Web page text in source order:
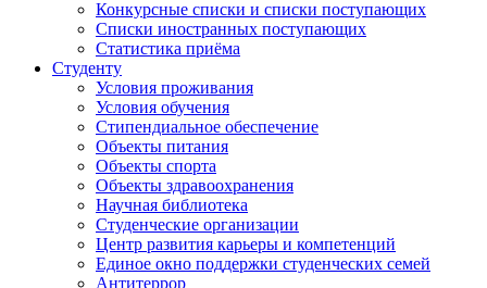
Конкурсные списки и списки поступающих
Списки иностранных поступающих
Статистика приёма
Студенту
Условия проживания
Условия обучения
Стипендиальное обеспечение
Объекты питания
Объекты спорта
Объекты здравоохранения
Научная библиотека
Студенческие организации
Центр развития карьеры и компетенций
Единое окно поддержки студенческих семей
Антитеррор